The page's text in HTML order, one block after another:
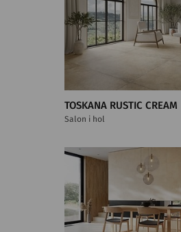
TOSKANA RUSTIC CREAM
Salon i hol